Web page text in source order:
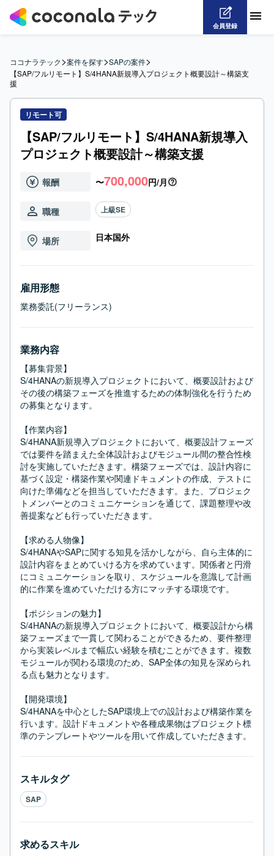
会員登録
ココナラテック>案件を探す>SAPの案件>
【SAP/フルリモート】S/4HANA新規導入プロジェクト概要設計～構築支
援
リモート可
【SAP/フルリモート】S/4HANA新規導入
プロジェクト概要設計～構築支援
報酬 〜700,000円/月
職種 上級SE
場所 日本国外
雇用形態
業務委託(フリーランス)
業務内容
【募集背景】
S/4HANAの新規導入プロジェクトにおいて、概要設計および
その後の構築フェーズを推進するための体制強化を行うため
の募集となります。
【作業内容】
S/4HANA新規導入プロジェクトにおいて、概要設計フェーズ
では要件を踏まえた全体設計およびモジュール間の整合性検
討を実施していただきます。構築フェーズでは、設計内容に
基づく設定・構築作業や関連ドキュメントの作成、テストに
向けた準備などを担当していただきます。また、プロジェク
トメンバーとのコミュニケーションを通じて、課題整理や改
善提案なども行っていただきます。
【求める人物像】
S/4HANAやSAPに関する知見を活かしながら、自ら主体的に
設計内容をまとめていける方を求めています。関係者と円滑
にコミュニケーションを取り、スケジュールを意識して計画
的に作業を進めていただける方にマッチする環境です。
【ポジションの魅力】
S/4HANAの新規導入プロジェクトにおいて、概要設計から構
築フェーズまで一貫して関わることができるため、要件整理
から実装レベルまで幅広い経験を積むことができます。複数
モジュールが関わる環境のため、SAP全体の知見を深められ
る点も魅力となります。
【開発環境】
S/4HANAを中心としたSAP環境上での設計および構築作業を
行います。設計ドキュメントや各種成果物はプロジェクト標
準のテンプレートやツールを用いて作成していただきます。
スキルタグ
SAP
求めるスキル